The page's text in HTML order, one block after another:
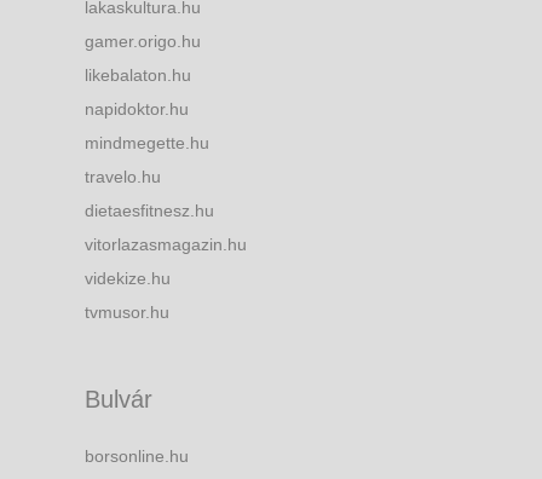
lakaskultura.hu
gamer.origo.hu
likebalaton.hu
napidoktor.hu
mindmegette.hu
travelo.hu
dietaesfitnesz.hu
vitorlazasmagazin.hu
videkize.hu
tvmusor.hu
Bulvár
borsonline.hu